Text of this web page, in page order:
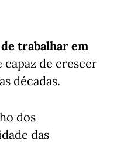
trabalhar em
capaz de crescer
décadas.
dos
das